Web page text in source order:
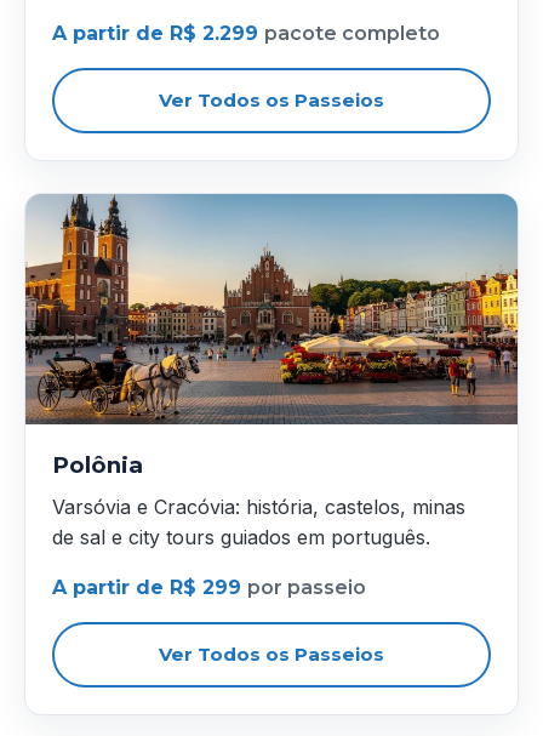
A partir de R$ 2.299 pacote completo
Ver Todos os Passeios
Polônia
Varsóvia e Cracóvia: história, castelos, minas
de sal e city tours guiados em português.
A partir de R$ 299 por passeio
Ver Todos os Passeios